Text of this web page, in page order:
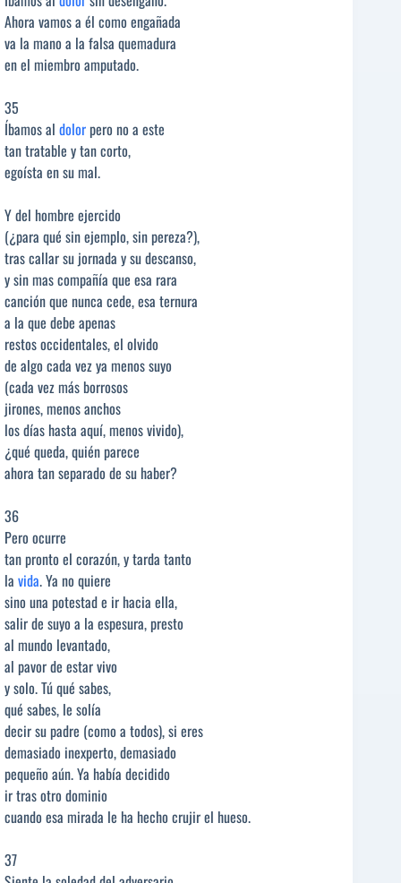
Ahora vamos a él como engañada
va la mano a la falsa quemadura
en el miembro amputado.
35
Íbamos al dolorpero no a este
tan tratable y tan corto,
egoísta en su mal.
Y del hombre ejercido
(¿para qué sin ejemplo, sin pereza?),
tras callar su jornada y su descanso,
y sin mas compañía que esa rara
canción que nunca cede, esa ternura
a la que debe apenas
restos occidentales, el olvido
de algo cada vez ya menos suyo
(cada vez más borrosos
jirones, menos anchos
los días hasta aquí, menos vivido),
¿qué queda, quién parece
ahora tan separado de su haber?
36
Pero ocurre
tan pronto el corazón, y tarda tanto
la vida. Ya no quiere
sino una potestad e ir hacia ella,
salir de suyo a la espesura, presto
al mundo levantado,
al pavor de estar vivo
y solo. Tú qué sabes,
qué sabes, le solía
decir su padre (como a todos), si eres
demasiado inexperto, demasiado
pequeño aún. Ya había decidido
ir tras otro dominio
cuando esa mirada le ha hecho crujir el hueso.
37